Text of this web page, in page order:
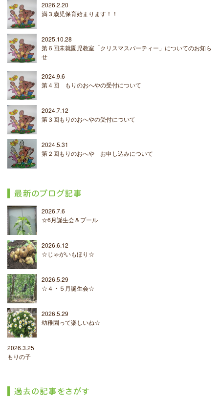
2026.2.20
満３歳児保育始まります！！
2025.10.28
第６回未就園児教室「クリスマスパーティー」についてのお知ら
せ
2024.9.6
第４回 もりのおへやの受付について
2024.7.12
第３回もりのおへやの受付について
2024.5.31
第２回もりのおへや お申し込みについて
2026.7.6
☆6月誕生会＆プール
2026.6.12
☆じゃがいもほり☆
2026.5.29
☆４・５月誕生会☆
2026.5.29
幼稚園って楽しいね☆
2026.3.25
もりの子